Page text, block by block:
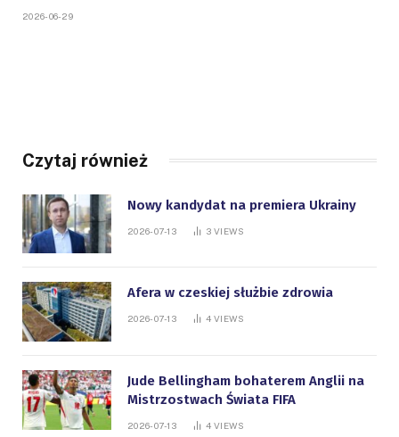
2026-06-29
Czytaj również
Nowy kandydat na premiera Ukrainy
2026-07-13 3 VIEWS
Afera w czeskiej służbie zdrowia
2026-07-13 4 VIEWS
Jude Bellingham bohaterem Anglii na
Mistrzostwach Świata FIFA
2026-07-13 4 VIEWS